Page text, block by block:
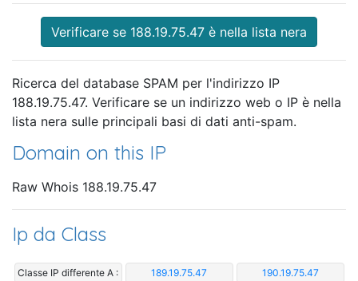
Verificare se 188.19.75.47 è nella lista nera
Ricerca del database SPAM per l'indirizzo IP
188.19.75.47. Verificare se un indirizzo web o IP è nella
lista nera sulle principali basi di dati anti-spam.
Domain on this IP
Raw Whois 188.19.75.47
Ip da Class
Classe IP differente A : 189.19.75.47 190.19.75.47